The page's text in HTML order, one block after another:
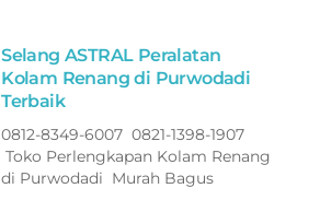
Selang ASTRAL Peralatan
Kolam Renang di Purwodadi
Terbaik
0812-8349-6007 0821-1398-1907
Toko Perlengkapan Kolam Renang
di Purwodadi Murah Bagus